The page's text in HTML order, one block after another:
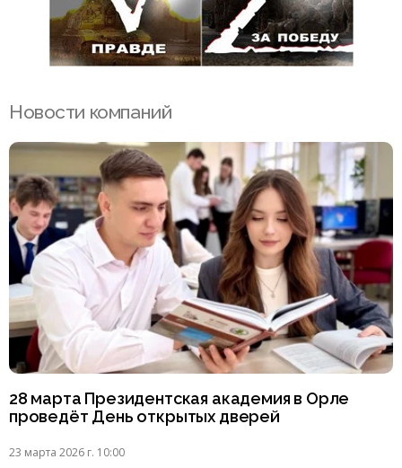
Новости компаний
28 марта Президентская академия в Орле
проведёт День открытых дверей
23 марта 2026 г. 10:00